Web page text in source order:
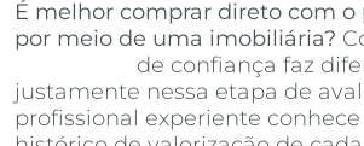
É melhor comprar direto com
por meio de uma imobiliária?
de confiança faz
justamente nessa etapa de
profissional experiente